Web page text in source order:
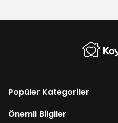
Popüler Kategoriler
Önemli Bilgiler